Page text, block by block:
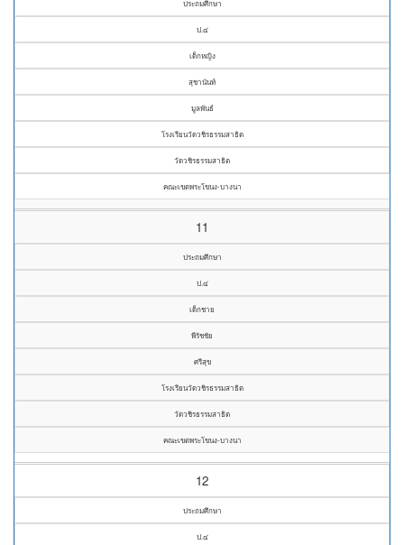
ประถมศึกษา
ป.๔
เด็กหญิง
สุชานันท์
มูลพันธ์
โรงเรียนวัดวชิรธรรมสาธิต
วัดวชิรธรรมสาธิต
คณะเขตพระโขนง-บางนา
11
ประถมศึกษา
ป.๔
เด็กชาย
พีรัชชัย
ศรีสุข
โรงเรียนวัดวชิรธรรมสาธิต
วัดวชิรธรรมสาธิต
คณะเขตพระโขนง-บางนา
12
ประถมศึกษา
ป.๔